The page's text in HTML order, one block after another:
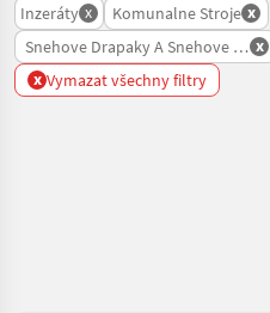
Inzeráty x Komunalne Stroje x
Snehove Drapaky A Snehove Frezy
x
x Vymazat všechny filtry